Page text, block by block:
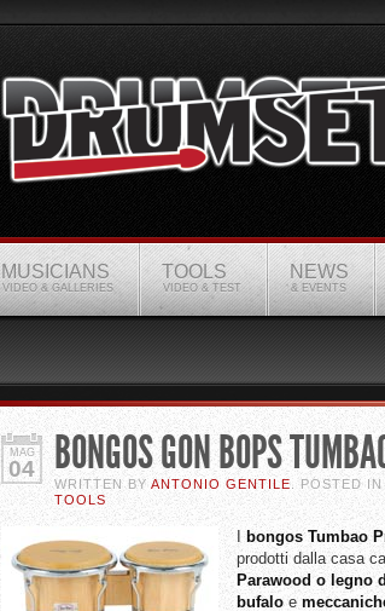
MUSICIANS
VIDEO & GALLERIES
TOOLS
VIDEO & TEST
NEWS
& EVENTS
MAG
04 BONGOS GON BOPS
WRITTEN BY ANTONIO GENTILE . POSTED
TOOLS
I bongos Tumbao
prodotti dalla casa
Parawood o legno
bufaloe